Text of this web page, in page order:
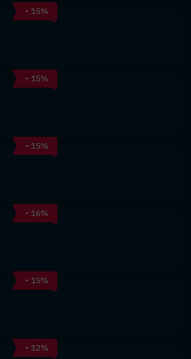
- 15%
- 15%
- 15%
- 16%
- 15%
- 12%